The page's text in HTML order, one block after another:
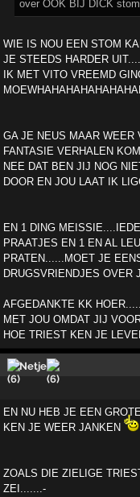
over OOK BIJ DICK
WIE IS NOU EEN STOM
JE STEEDS HARDER
IK MET VITO VREEMD
GA JE NEUS MAAR
FANTASIE VERHALEN
NEE DAT BEN JIJ NOG
DOOR EN JOU LAAT IK
EN 1 DING
PRAATJES EN 1 EN AL
PRATEN......MOET JE
DRUGSVRIENDJES OVER
AFGEDANKTE KK
MET JOU OMDAT JIJ
HOE TRIEST KEN JE
Netje
EN NU HEB JE EEN
KEN JE WEER JANKEN
ZOALS DIE ZIE­LIGE
ZEI.......­